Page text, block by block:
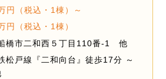
円（税込・1棟）～
円（税込・1棟）
橋市二和西５丁目110番-1 他
松戸線『二和向台』徒歩17分 ～